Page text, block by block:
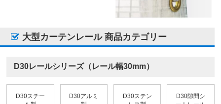
大型カーテンレール 商品カテゴリー
D30レールシリーズ（レール幅30mm）
D30スチー
D30アルミ
D30ステン
D30隙間シ